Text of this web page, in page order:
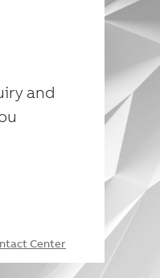
and
Center